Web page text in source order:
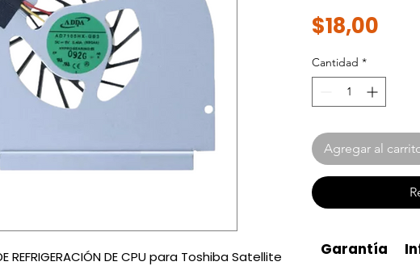
REFRIGERACIÓN DE CPU para Toshiba Satellite
$18,00
Cantidad *
Agregar al
Garantía